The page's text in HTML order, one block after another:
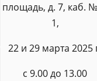
площадь, д. 7, каб.
1,
22 и 29 марта 2025
с 9.00 до 13.00